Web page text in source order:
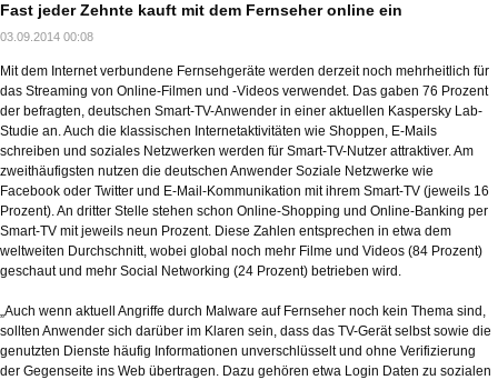
Fast jeder Zehnte kauft mit dem Fernseher online ein
03.09.2014 00:08
Mit dem Internet verbundene Fernsehgeräte werden derzeit noch mehrheitlich für
das Streaming von Online-Filmen und -Videos verwendet. Das gaben 76 Prozent
der befragten, deutschen Smart-TV-Anwender in einer aktuellen Kaspersky Lab-
Studie an. Auch die klassischen Internetaktivitäten wie Shoppen, E-Mails
schreiben und soziales Netzwerken werden für Smart-TV-Nutzer attraktiver. Am
zweithäufigsten nutzen die deutschen Anwender Soziale Netzwerke wie
Facebook oder Twitter und E-Mail-Kommunikation mit ihrem Smart-TV (jeweils 16
Prozent). An dritter Stelle stehen schon Online-Shopping und Online-Banking per
Smart-TV mit jeweils neun Prozent. Diese Zahlen entsprechen in etwa dem
weltweiten Durchschnitt, wobei global noch mehr Filme und Videos (84 Prozent)
geschaut und mehr Social Networking (24 Prozent) betrieben wird.
„Auch wenn aktuell Angriffe durch Malware auf Fernseher noch kein Thema sind,
sollten Anwender sich darüber im Klaren sein, dass das TV-Gerät selbst sowie die
genutzten Dienste häufig Informationen unverschlüsselt und ohne Verifizierung
der Gegenseite ins Web übertragen. Dazu gehören etwa Login Daten zu sozialen